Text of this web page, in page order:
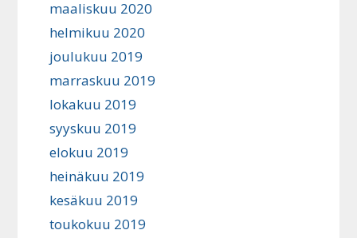
maaliskuu 2020
helmikuu 2020
joulukuu 2019
marraskuu 2019
lokakuu 2019
syyskuu 2019
elokuu 2019
heinäkuu 2019
kesäkuu 2019
toukokuu 2019